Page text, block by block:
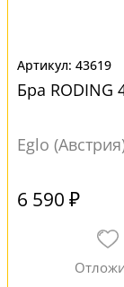
43619
Бра RODING
Eglo
6 590 ₽